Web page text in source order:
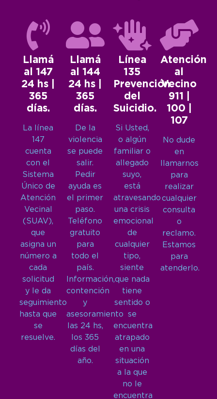
Llamá
al 147
24 hs |
365
días.
La línea
147
cuenta
con el
Sistema
Único de
Atención
Vecinal
(SUAV),
que
asigna un
número a
cada
solicitud
y le da
seguimiento
hasta que
se
resuelve.
Llamá
al 144
24 hs |
365
días.
De la
violencia
se puede
salir.
Pedir
ayuda es
el primer
paso.
Teléfono
gratuito
para
todo el
país.
Información,
contención
y
asesoramiento
las 24 hs,
los 365
días del
año.
Línea
135
Prevención
del
Suicidio.
Si Usted,
o algún
familiar o
allegado
suyo,
está
atravesando
una crisis
emocional
de
cualquier
tipo,
siente
que nada
tiene
sentido o
se
encuentra
atrapado
en una
situación
a la que
no le
encuentra
Atención
al
Vecino
911 |
100 |
107
No dude
en
llamarnos
para
realizar
cualquier
consulta
o
reclamo.
Estamos
para
atenderlo.